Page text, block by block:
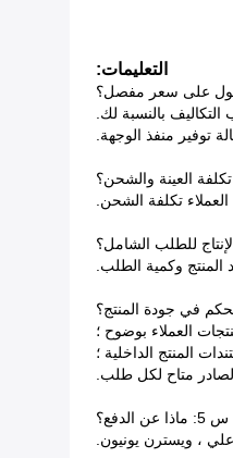
التعليمات:
بالنسبة لك.
تكلفة الشحن.
العملاء بوضوح ؛
المنتج الداخلية ؛
س 5: ماذا عن الدفع؟